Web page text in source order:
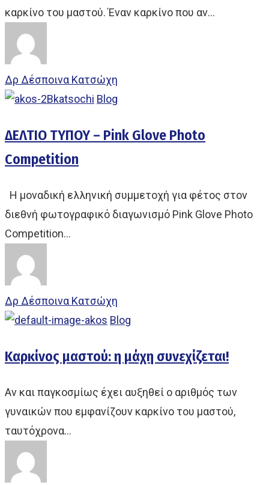
καρκίνο του μαστού. Έναν καρκίνο που αν…
Δρ Δέσποινα Κατσώχη
Blog
ΔΕΛΤΙΟ ΤΥΠΟΥ – Pink Glove Photo
Competition
Η μοναδική ελληνική συμμετοχή για φέτος στον
διεθνή φωτογραφικό διαγωνισμό Pink Glove Photo
Competition…
Δρ Δέσποινα Κατσώχη
Blog
Καρκίνος μαστού: η μάχη συνεχίζεται!
Αν και παγκοσμίως έχει αυξηθεί ο αριθμός των
γυναικών που εμφανίζουν καρκίνο του μαστού,
ταυτόχρονα…